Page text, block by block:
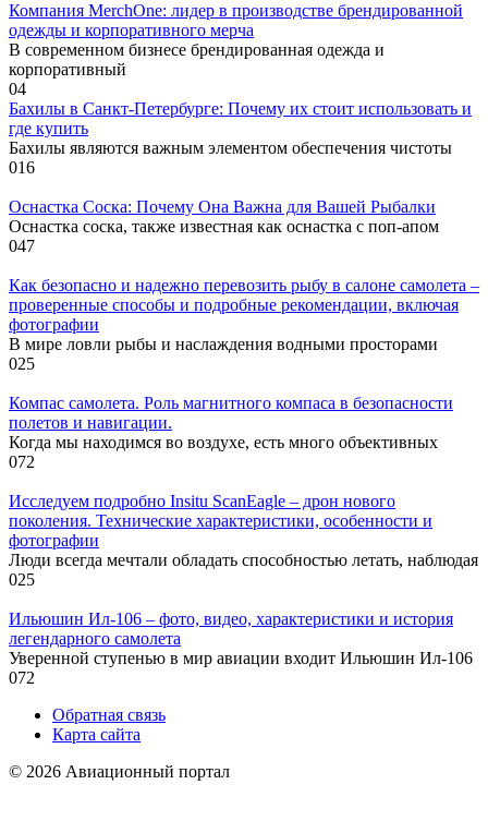
Компания MerchOne: лидер в производстве брендированной
одежды и корпоративного мерча
В современном бизнесе брендированная одежда и
корпоративный
04
Бахилы в Санкт-Петербурге: Почему их стоит использовать и
где купить
Бахилы являются важным элементом обеспечения чистоты
016
Оснастка Соска: Почему Она Важна для Вашей Рыбалки
Оснастка соска, также известная как оснастка с поп-апом
047
Как безопасно и надежно перевозить рыбу в салоне самолета –
проверенные способы и подробные рекомендации, включая
фотографии
В мире ловли рыбы и наслаждения водными просторами
025
Компас самолета. Роль магнитного компаса в безопасности
полетов и навигации.
Когда мы находимся во воздухе, есть много объективных
072
Исследуем подробно Insitu ScanEagle – дрон нового
поколения. Технические характеристики, особенности и
фотографии
Люди всегда мечтали обладать способностью летать, наблюдая
025
Ильюшин Ил-106 – фото, видео, характеристики и история
легендарного самолета
Уверенной ступенью в мир авиации входит Ильюшин Ил-106
072
Обратная связь
Карта сайта
© 2026 Авиационный портал